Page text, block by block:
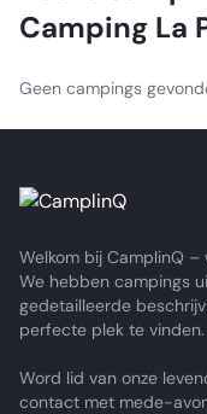
Camping La
Geen campings
Welkom bij CamplinQ
We hebben campings
gedetailleerde
perfecte plek te vinden.
Word lid van onze
contact met mede-